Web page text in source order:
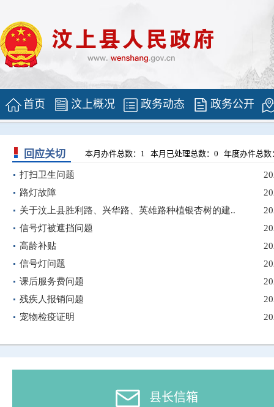
首页 汶上概况 政务动态 政务公开
回应关切 本月办件总数：1 本月已处理总数：0 年度办件总数
县长信箱